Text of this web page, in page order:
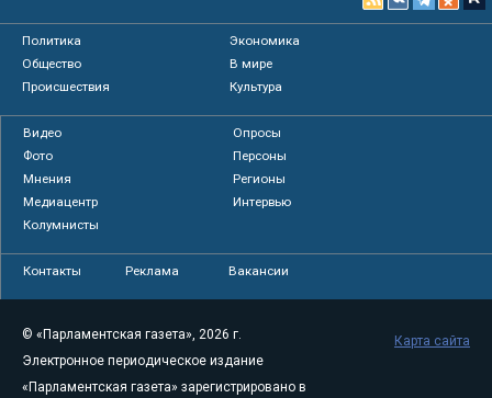
Политика
Экономика
Общество
В мире
Происшествия
Культура
Видео
Опросы
Фото
Персоны
Мнения
Регионы
Медиацентр
Интервью
Колумнисты
Контакты Реклама Вакансии
© «Парламентская газета», 2026 г.
Электронное периодическое издание
«Парламентская газета» зарегистрировано в
Карта сайта